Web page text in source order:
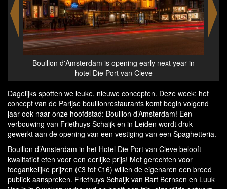
early next year in
Spaghetteria Leiden is opening early
Dagelijks spotten we leuke, nieuwe concepten. Deze week: het
concept van de Parijse bouillonrestaurants komt begin volgend
jaar ook naar onze hoofdstad: Bouillon d’Amsterdam! Een
verbouwing van Friethuys Schaijk en in Leiden wordt druk
gewerkt aan de opening van een vestiging van een Spaghetteria.
Bouillon d’Amsterdam in het Hotel Die Port van Cleve belooft
kwalitatief eten voor een eerlijke prijs! Met gerechten voor
toegankelijke prijzen (€3 tot €16) willen de eigenaren een breed
publiek aanspreken. Friethuys Schaijk van Bart Bernsen en Luuk